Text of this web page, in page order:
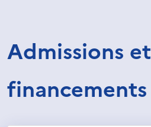
Admissions et
financements